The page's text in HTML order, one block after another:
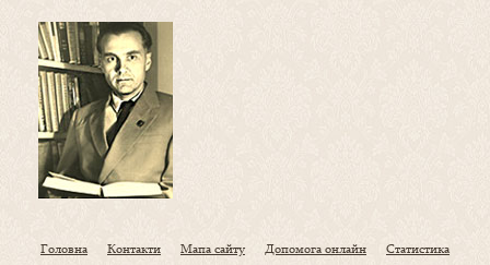
Головна Контакти Мапа сайту Допомога онлайн Статистика